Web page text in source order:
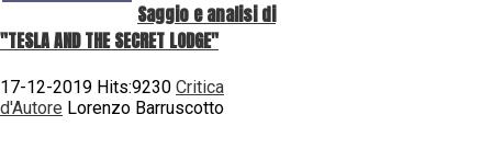
Saggio e analisi di
"TESLA AND THE SECRET LODGE"
17-12-2019 Hits:9230 Critica
d'Autore Lorenzo Barruscotto